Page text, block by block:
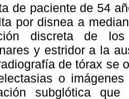
de paciente de 54
por disnea a
discreta de
y estridor a la
de tórax se
o
subglótica